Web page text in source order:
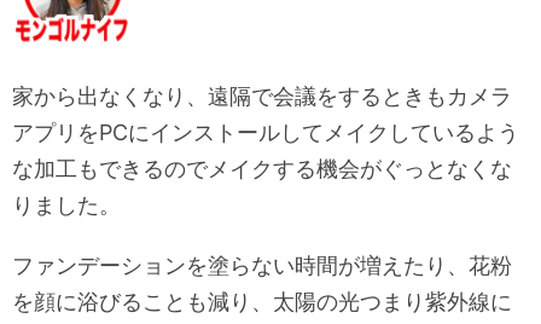
家から出なくなり、遠隔で会議をするときもカメラ
アプリをPCにインストールしてメイクしているよう
な加工もできるのでメイクする機会がぐっとなくな
りました。
ファンデーションを塗らない時間が増えたり、花粉
を顔に浴びることも減り、太陽の光つまり紫外線に